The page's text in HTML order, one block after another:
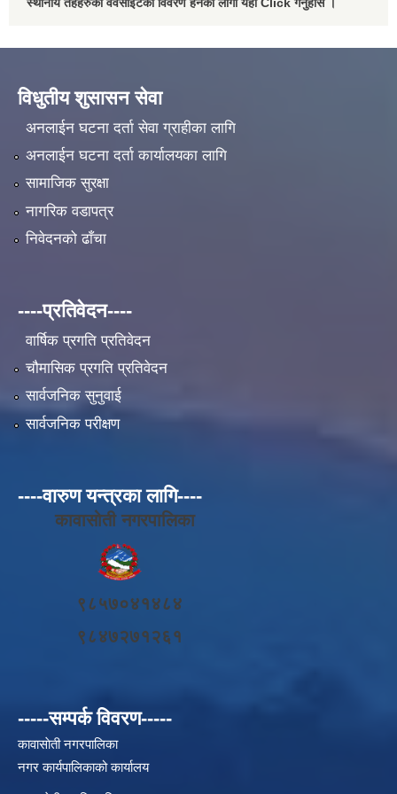
स्थानीय तहहरुको वेवसाईटको विवरण हेर्नका लागी यहाँ Click गर्नुहोस ।
विधुतीय शुसासन सेवा
अनलाईन घटना दर्ता सेवा ग्राहीका लागि
अनलाईन घटना दर्ता कार्यालयका लागि
सामाजिक सुरक्षा
नागरिक वडापत्र
निवेदनको ढाँचा
----प्रतिवेदन----
वार्षिक प्रगति प्रतिवेदन
चौमासिक प्रगति प्रतिवेदन
सार्वजनिक सुनुवाई
सार्वजनिक परीक्षण
----वारुण यन्त्रका लागि----
कावासोती नगरपालिका
९८५७०४१४८४
९८४७२७१२६१
-----सम्पर्क विवरण-----
कावासाेती नगरपालिका
नगर कार्यपालिकाको कार्यालय